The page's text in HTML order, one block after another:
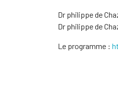
Dr philippe de
Dr philippe de
Le programme :